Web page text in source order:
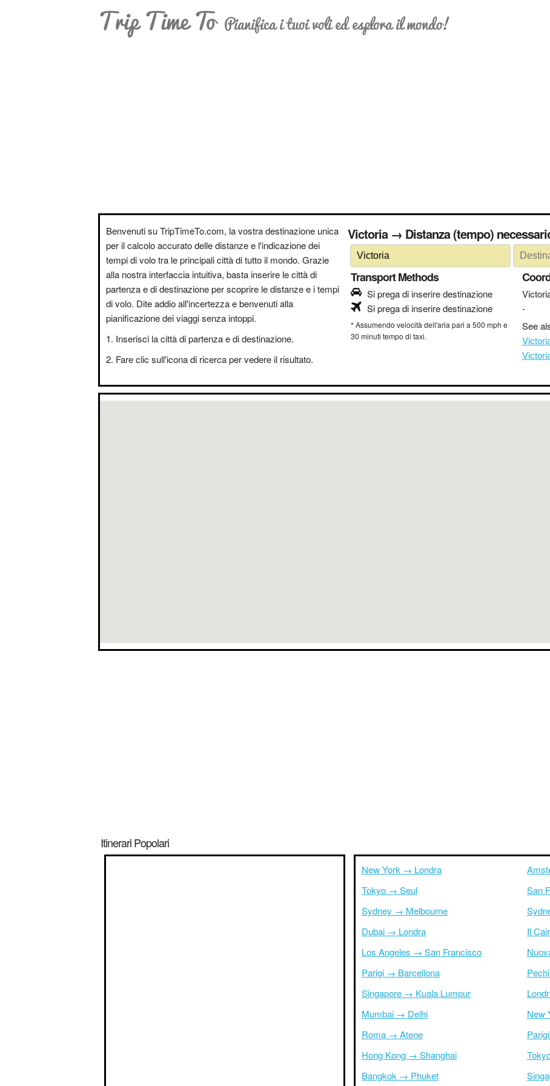
Trip Time To Pianifica i tuoi voli ed esplora il mondo!
Benvenuti su TripTimeTo.com, la vostra destinazione unica
per il calcolo accurato delle distanze e l'indicazione dei
tempi di volo tra le principali città di tutto il mondo. Grazie
alla nostra interfaccia intuitiva, basta inserire le città di
partenza e di destinazione per scoprire le distanze e i tempi
di volo. Dite addio all'incertezza e benvenuti alla
pianificazione dei viaggi senza intoppi.
Inserisci la città di partenza e di destinazione.
Fare clic sull'icona di ricerca per vedere il risultato.
Victoria → Distanza (tempo)
Transport Methods
Si prega di inserire destinazione
Si prega di inserire destinazione
* Assumendo velocità dell'aria pari a 500 mph e
30 minuti tempo di taxi.
-
See
Itinerari Popolari
New York → Londra
Tokyo → Seul
Sydney → Melbourne
Dubai → Londra
Los Angeles → San Francisco
Parigi → Barcellona
Singapore → Kuala Lumpur
Mumbai → Delhi
Roma → Atene
Hong Kong → Shanghai
Bangkok → Phuket
San
Il
New